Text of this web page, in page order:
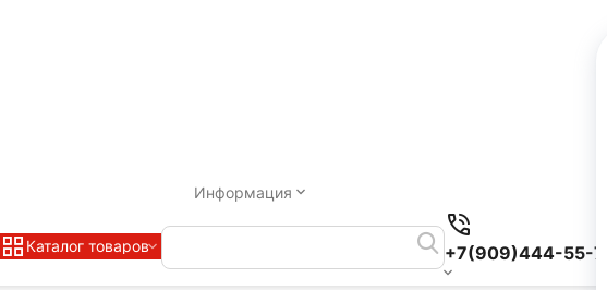
Информация
Каталог товаров +7(909)444-55-78